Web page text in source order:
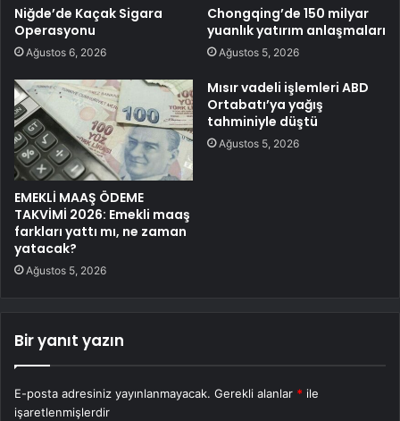
Niğde’de Kaçak Sigara
Operasyonu
Ağustos 6, 2026
Chongqing’de 150 milyar
yuanlık yatırım anlaşmaları
Ağustos 5, 2026
EMEKLİ MAAŞ ÖDEME
TAKVİMİ 2026: Emekli maaş
farkları yattı mı, ne zaman
yatacak?
Ağustos 5, 2026
Mısır vadeli işlemleri ABD
Ortabatı’ya yağış
tahminiyle düştü
Ağustos 5, 2026
Bir yanıt yazın
E-posta adresiniz yayınlanmayacak. Gerekli alanlar * ile
işaretlenmişlerdir